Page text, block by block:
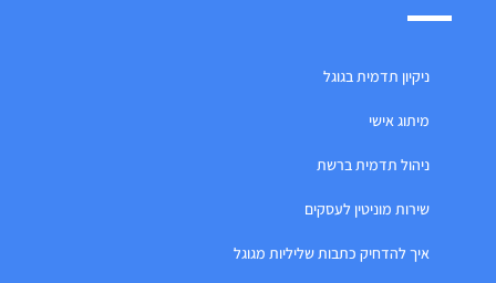
ניקיון תדמית בגוגל
מיתוג אישי
ניהול תדמית ברשת
שירות מוניטין לעסקים
איך להדחיק כתבות שליליות מגוגל